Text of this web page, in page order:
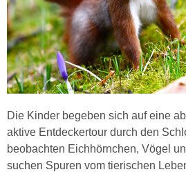
Die Kinder begeben sich auf eine
aktive Entdeckertour durch den
beobachten Eichhörnchen, Vögel
suchen Spuren vom tierischen